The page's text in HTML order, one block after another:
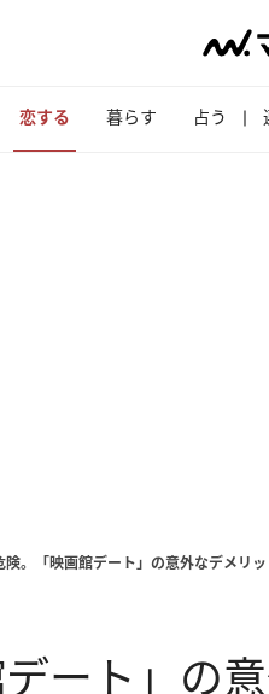
恋する 暮らす 占う
険。「映画館デート」の意外なデメリ
ート」の